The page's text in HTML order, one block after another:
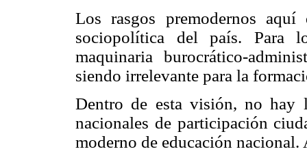
Los rasgos premodernos
sociopolítica del país. Para
maquinaria burocrático-
siendo irrelevante para la
Dentro de esta visión, no hay
nacionales de participación
moderno de educación